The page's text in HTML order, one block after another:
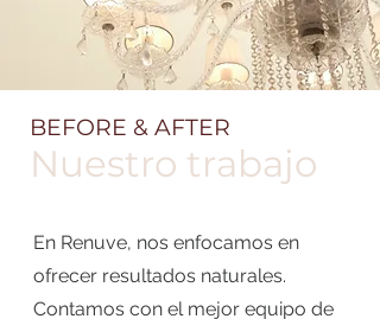
BEFORE & AFTER
Nuestro trabajo
En Renuve, nos enfocamos en
ofrecer resultados naturales.
Contamos con el mejor equipo de